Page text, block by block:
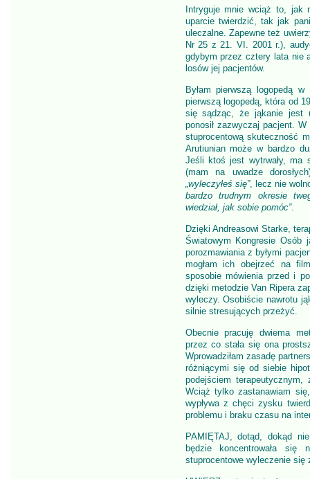
Intryguje mnie wciąż to, jak
uparcie twierdzić, tak jak
uleczalne. Zapewne też
Nr 25 z 21. VI. 2001 r.),
gdybym przez cztery lata nie
losów jej pacjentów.
Byłam pierwszą logopedą
pierwszą logopedą, która od
się sądząc, że jąkanie jest
ponosił zazwyczaj pacjent.
stuprocentową skuteczność
Arutiunian może w bardzo
Jeśli ktoś jest wytrwały, ma
(mam na uwadze
„wyleczyłeś się”, lecz nie
bardzo trudnym okresie
wiedział, jak sobie pomóc”.
Dzięki Andreasowi Starke,
Światowym Kongresie Osób
porozmawiania z byłymi
mogłam ich obejrzeć na
sposobie mówienia przed i
dzięki metodzie Van Ripera
wyleczy. Osobiście nawrotu
silnie stresujących przeżyć.
Obecnie pracuję dwiema
przez co stała się ona
Wprowadziłam zasadę
różniącymi się od siebie
podejściem
Wciąż tylko zastanawiam
wypływa z chęci zysku
problemu i braku czasu na
PAMIĘTAJ, dotąd, dokąd
będzie koncentrowała
stuprocentowe wyleczenie się